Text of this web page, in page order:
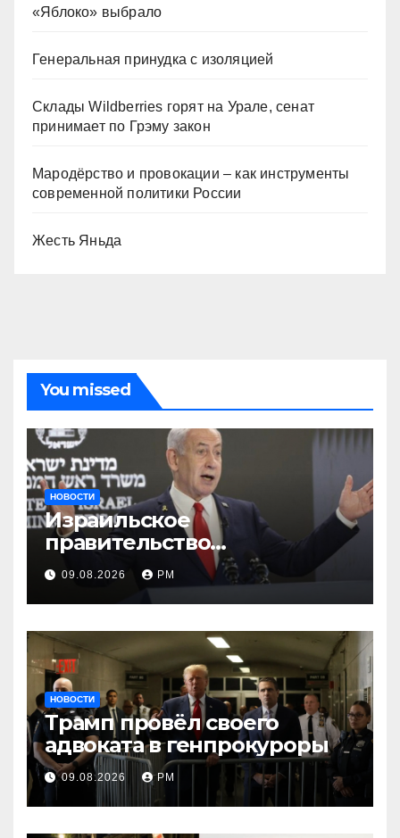
«Яблоко» выбрало
Генеральная принудка с изоляцией
Склады Wildberries горят на Урале, сенат
принимает по Грэму закон
Мародёрство и провокации – как инструменты
современной политики России
Жесть Яньда
You missed
НОВОСТИ
Израильское
правительство
заворачивает план
трамповского «Совета
мира»
09.08.2026 РМ
НОВОСТИ
Трамп провёл своего
адвоката в генпрокуроры
09.08.2026 РМ